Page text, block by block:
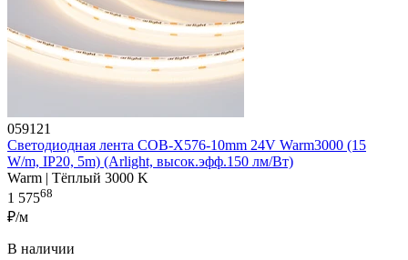
059121
Светодиодная лента COB-X576-10mm 24V Warm3000 (15
W/m, IP20, 5m) (Arlight, высок.эфф.150 лм/Вт)
Warm | Тёплый 3000 K
1 57568
₽/м
В наличии